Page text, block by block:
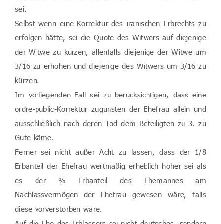
sei.
Selbst wenn eine Korrektur des iranischen Erbrechts zu
erfolgen hätte, sei die Quote des Witwers auf diejenige
der Witwe zu kürzen, allenfalls diejenige der Witwe um
3/16 zu erhöhen und diejenige des Witwers um 3/16 zu
kürzen.
Im vorliegenden Fall sei zu berücksichtigen, dass eine
ordre-public-Korrektur zugunsten der Ehefrau allein und
ausschließlich nach deren Tod dem Beteiligten zu 3. zu
Gute käme.
Ferner sei nicht außer Acht zu lassen, dass der 1/8
Erbanteil der Ehefrau wertmäßig erheblich höher sei als
es der % Erbanteil des Ehemannes am
Nachlassvermögen der Ehefrau gewesen wäre, falls
diese vorverstorben wäre.